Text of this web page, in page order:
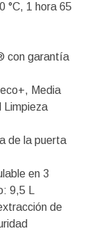
°C, 1 hora 65
con garantía
Media
Limpieza
de la puerta
en 3
9,5 L
de